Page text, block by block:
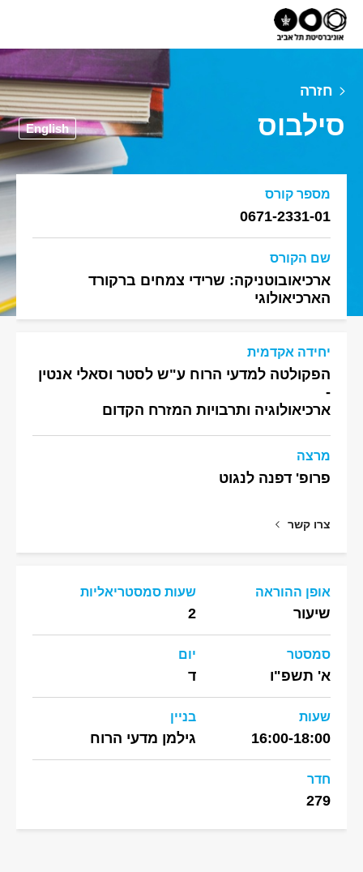
חזרה
סילבוס English
מספר קורס
0671-2331-01
שם הקורס
ארכיאובוטניקה: שרידי צמחים ברקורד
הארכיאולוגי
יחידה אקדמית
הפקולטה למדעי הרוח ע"ש לסטר וסאלי אנטין
-
ארכיאולוגיה ותרבויות המזרח הקדום
מרצה
פרופ' דפנה לנגוט
צרו קשר
אופן ההוראה
שיעור
שעות סמסטריאליות
2
סמסטר
א' תשפ"ו
יום
ד
שעות
16:00-18:00
בניין
גילמן מדעי הרוח
חדר
279